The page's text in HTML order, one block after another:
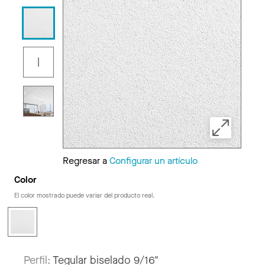
Regresar aConfigurar un artículo
Color
El color mostrado puede variar del producto real.
Perfil: Tegular biselado 9/16"